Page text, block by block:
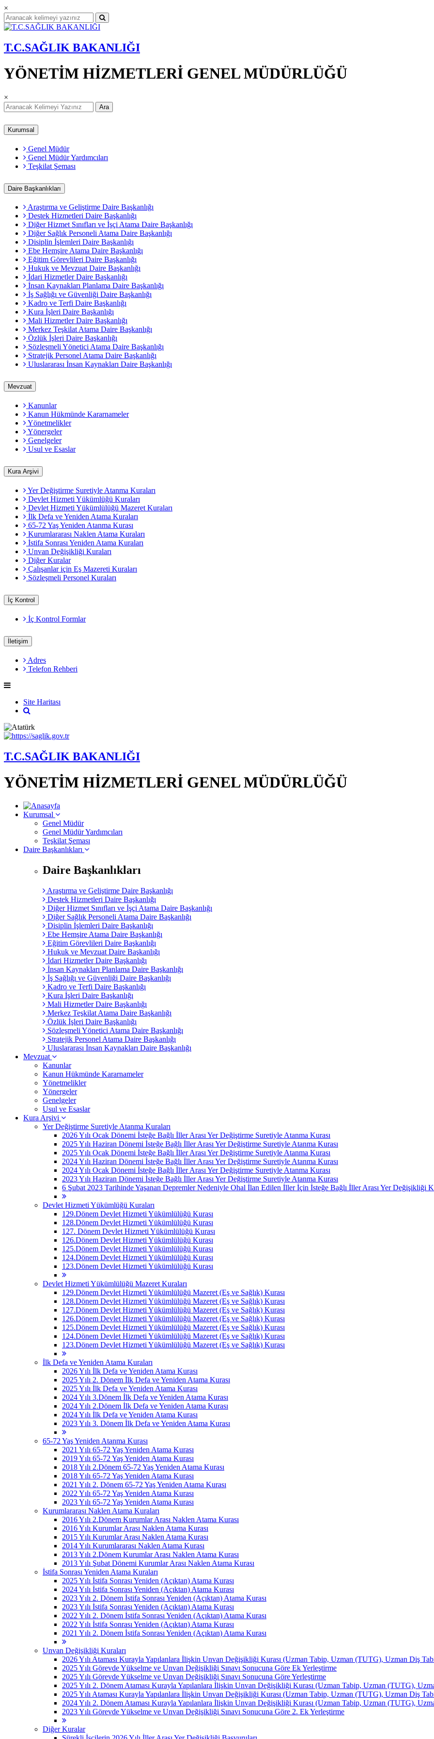
×
T.C.SAĞLIK BAKANLIĞI
YÖNETİM HİZMETLERİ GENEL MÜDÜRLÜĞÜ
×
Ara
Kurumsal
Genel Müdür
Genel Müdür Yardımcıları
Teşkilat Şeması
Daire Başkanlıkları
Araştırma ve Geliştirme Daire Başkanlığı
Destek Hizmetleri Daire Başkanlığı
Diğer Hizmet Sınıfları ve İşçi Atama Daire Başkanlığı
Diğer Sağlık Personeli Atama Daire Başkanlığı
Disiplin İşlemleri Daire Başkanlığı
Ebe Hemşire Atama Daire Başkanlığı
Eğitim Görevlileri Daire Başkanlığı
Hukuk ve Mevzuat Daire Başkanlığı
İdari Hizmetler Daire Başkanlığı
İnsan Kaynakları Planlama Daire Başkanlığı
İş Sağlığı ve Güvenliği Daire Başkanlığı
Kadro ve Terfi Daire Başkanlığı
Kura İşleri Daire Başkanlığı
Mali Hizmetler Daire Başkanlığı
Merkez Teşkilat Atama Daire Başkanlığı
Özlük İşleri Daire Başkanlığı
Sözleşmeli Yönetici Atama Daire Başkanlığı
Stratejik Personel Atama Daire Başkanlığı
Uluslararası İnsan Kaynakları Daire Başkanlığı
Mevzuat
Kanunlar
Kanun Hükmünde Kararnameler
Yönetmelikler
Yönergeler
Genelgeler
Usul ve Esaslar
Kura Arşivi
Yer Değiştirme Suretiyle Atanma Kuraları
Devlet Hizmeti Yükümlüğü Kuraları
Devlet Hizmeti Yükümlülüğü Mazeret Kuraları
İlk Defa ve Yeniden Atama Kuraları
65-72 Yaş Yeniden Atanma Kurası
Kurumlararası Naklen Atama Kuraları
İstifa Sonrası Yeniden Atama Kuraları
Unvan Değişikliği Kuraları
Diğer Kuralar
Çalışanlar için Eş Mazereti Kuraları
Sözleşmeli Personel Kuraları
İç Kontrol
İç Kontrol Formlar
İletişim
Adres
Telefon Rehberi
Site Haritası
T.C.SAĞLIK BAKANLIĞI
YÖNETİM HİZMETLERİ GENEL MÜDÜRLÜĞÜ
Kurumsal
Genel Müdür
Genel Müdür Yardımcıları
Teşkilat Şeması
Daire Başkanlıkları
Daire Başkanlıkları
Araştırma ve Geliştirme Daire Başkanlığı
Destek Hizmetleri Daire Başkanlığı
Diğer Hizmet Sınıfları ve İşçi Atama Daire Başkanlığı
Diğer Sağlık Personeli Atama Daire Başkanlığı
Disiplin İşlemleri Daire Başkanlığı
Ebe Hemşire Atama Daire Başkanlığı
Eğitim Görevlileri Daire Başkanlığı
Hukuk ve Mevzuat Daire Başkanlığı
İdari Hizmetler Daire Başkanlığı
İnsan Kaynakları Planlama Daire Başkanlığı
İş Sağlığı ve Güvenliği Daire Başkanlığı
Kadro ve Terfi Daire Başkanlığı
Kura İşleri Daire Başkanlığı
Mali Hizmetler Daire Başkanlığı
Merkez Teşkilat Atama Daire Başkanlığı
Özlük İşleri Daire Başkanlığı
Sözleşmeli Yönetici Atama Daire Başkanlığı
Stratejik Personel Atama Daire Başkanlığı
Uluslararası İnsan Kaynakları Daire Başkanlığı
Mevzuat
Kanunlar
Kanun Hükmünde Kararnameler
Yönetmelikler
Yönergeler
Genelgeler
Usul ve Esaslar
Kura Arşivi
Yer Değiştirme Suretiyle Atanma Kuraları
2026 Yılı Ocak Dönemi İsteğe Bağlı İller Arası Yer Değiştirme Suretiyle Atanma Kurası
2025 Yılı Haziran Dönemi İsteğe Bağlı İller Arası Yer Değiştirme Suretiyle Atanma Kurası
2025 Yılı Ocak Dönemi İsteğe Bağlı İller Arası Yer Değiştirme Suretiyle Atanma Kurası
2024 Yılı Haziran Dönemi İsteğe Bağlı İller Arası Yer Değiştirme Suretiyle Atanma Kurası
2024 Yılı Ocak Dönemi İsteğe Bağlı İller Arası Yer Değiştirme Suretiyle Atanma Kurası
2023 Yılı Haziran Dönemi İsteğe Bağlı İller Arası Yer Değiştirme Suretiyle Atanma Kurası
6 Şubat 2023 Tarihinde Yaşanan Depremler Nedeniyle Ohal İlan Edilen İller İçin İsteğe Bağlı İller Arası Yer Değişikliği
Devlet Hizmeti Yükümlüğü Kuraları
129.Dönem Devlet Hizmeti Yükümlülüğü Kurası
128.Dönem Devlet Hizmeti Yükümlülüğü Kurası
127. Dönem Devlet Hizmeti Yükümlülüğü Kurası
126.Dönem Devlet Hizmeti Yükümlülüğü Kurası
125.Dönem Devlet Hizmeti Yükümlülüğü Kurası
124.Dönem Devlet Hizmeti Yükümlülüğü Kurası
123.Dönem Devlet Hizmeti Yükümlülüğü Kurası
Devlet Hizmeti Yükümlülüğü Mazeret Kuraları
129.Dönem Devlet Hizmeti Yükümlülüğü Mazeret (Eş ve Sağlık) Kurası
128.Dönem Devlet Hizmeti Yükümlülüğü Mazeret (Eş ve Sağlık) Kurası
127.Dönem Devlet Hizmeti Yükümlülüğü Mazeret (Eş ve Sağlık) Kurası
126.Dönem Devlet Hizmeti Yükümlülüğü Mazeret (Eş ve Sağlık) Kurası
125.Dönem Devlet Hizmeti Yükümlülüğü Mazeret (Eş ve Sağlık) Kurası
124.Dönem Devlet Hizmeti Yükümlülüğü Mazeret (Eş ve Sağlık) Kurası
123.Dönem Devlet Hizmeti Yükümlülüğü Mazeret (Eş ve Sağlık) Kurası
İlk Defa ve Yeniden Atama Kuraları
2026 Yılı İlk Defa ve Yeniden Atama Kurası
2025 Yılı 2. Dönem İlk Defa ve Yeniden Atama Kurası
2025 Yılı İlk Defa ve Yeniden Atama Kurası
2024 Yılı 3.Dönem İlk Defa ve Yeniden Atama Kurası
2024 Yılı 2.Dönem İlk Defa ve Yeniden Atama Kurası
2024 Yılı İlk Defa ve Yeniden Atama Kurası
2023 Yılı 3. Dönem İlk Defa ve Yeniden Atama Kurası
65-72 Yaş Yeniden Atanma Kurası
2021 Yılı 65-72 Yaş Yeniden Atama Kurası
2019 Yılı 65-72 Yaş Yeniden Atama Kurası
2018 Yılı 2.Dönem 65-72 Yaş Yeniden Atama Kurası
2018 Yılı 65-72 Yaş Yeniden Atama Kurası
2021 Yılı 2. Dönem 65-72 Yaş Yeniden Atama Kurası
2022 Yılı 65-72 Yaş Yeniden Atama Kurası
2023 Yılı 65-72 Yaş Yeniden Atama Kurası
Kurumlararası Naklen Atama Kuraları
2016 Yılı 2.Dönem Kurumlar Arası Naklen Atama Kurası
2016 Yılı Kurumlar Arası Naklen Atama Kurası
2015 Yılı Kurumlar Arası Naklen Atama Kurası
2014 Yılı Kurumlararası Naklen Atama Kurası
2013 Yılı 2.Dönem Kurumlar Arası Naklen Atama Kurası
2013 Yılı Şubat Dönemi Kurumlar Arası Naklen Atama Kurası
İstifa Sonrası Yeniden Atama Kuraları
2025 Yılı İstifa Sonrası Yeniden (Açıktan) Atama Kurası
2024 Yılı İstifa Sonrası Yeniden (Açıktan) Atama Kurası
2023 Yılı 2. Dönem İstifa Sonrası Yeniden (Açıktan) Atama Kurası
2023 Yılı İstifa Sonrası Yeniden (Açıktan) Atama Kurası
2022 Yılı 2. Dönem İstifa Sonrası Yeniden (Açıktan) Atama Kurası
2022 Yılı İstifa Sonrası Yeniden (Açıktan) Atama Kurası
2021 Yılı 2. Dönem İstifa Sonrası Yeniden (Açıktan) Atama Kurası
Unvan Değişikliği Kuraları
2026 Yılı Ataması Kurayla Yapılanlara İlişkin Unvan Değişikliği Kurası (Uzman Tabip, Uzman (TUTG), Uzman Diş
2025 Yılı Görevde Yükselme ve Unvan Değişikliği Sınavı Sonucuna Göre Ek Yerleştirme
2025 Yılı Görevde Yükselme ve Unvan Değişikliği Sınavı Sonucuna Göre Yerleştirme
2025 Yılı 2. Dönem Ataması Kurayla Yapılanlara İlişkin Unvan Değişikliği Kurası (Uzman Tabip, Uzman (TUTG),
2025 Yılı Ataması Kurayla Yapılanlara İlişkin Unvan Değişikliği Kurası (Uzman Tabip, Uzman (TUTG), Uzman Diş
2024 Yılı 2. Dönem Ataması Kurayla Yapılanlara İlişkin Unvan Değişikliği Kurası (Uzman Tabip, Uzman (TUTG),
2023 Yılı Görevde Yükselme ve Unvan Değişikliği Sınavı Sonucuna Göre 2. Ek Yerleştirme
Diğer Kuralar